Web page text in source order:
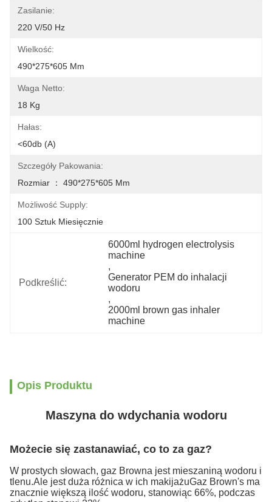
Zasilanie:
220 V/50 Hz
Wielkość:
490*275*605 Mm
Waga Netto:
18 Kg
Hałas:
<60db (a)
Szczegóły Pakowania:
Rozmiar ： 490*275*605 Mm
Możliwość Supply:
100 Sztuk Miesięcznie
Podkreślić:
6000ml hydrogen electrolysis
machine
,
Generator PEM do inhalacji
wodoru
,
2000ml brown gas inhaler
machine
Opis Produktu
Maszyna do wdychania wodoru
Możecie się zastanawiać, co to za gaz?
W prostych słowach, gaz Browna jest mieszaniną wodoru i
tlenu.Ale jest duża różnica w ich makijażuGaz Brown's ma
znacznie większą ilość wodoru, stanowiąc 66%, podczas